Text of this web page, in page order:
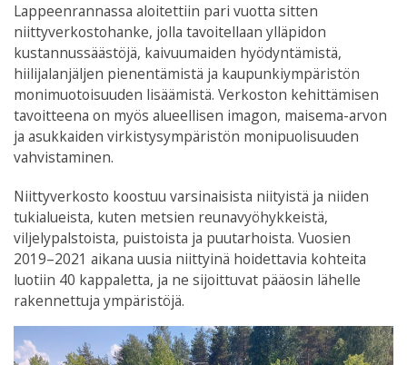
Lappeenrannassa aloitettiin pari vuotta sitten
niittyverkostohanke, jolla tavoitellaan ylläpidon
kustannussäästöjä, kaivuumaiden hyödyntämistä,
hiilijalanjäljen pienentämistä ja kaupunkiympäristön
monimuotoisuuden lisäämistä. Verkoston kehittämisen
tavoitteena on myös alueellisen imagon, maisema-arvon
ja asukkaiden virkistysympäristön monipuolisuuden
vahvistaminen.
Niittyverkosto koostuu varsinaisista niityistä ja niiden
tukialueista, kuten metsien reunavyöhykkeistä,
viljelypalstoista, puistoista ja puutarhoista. Vuosien
2019–2021 aikana uusia niittyinä hoidettavia kohteita
luotiin 40 kappaletta, ja ne sijoittuvat pääosin lähelle
rakennettuja ympäristöjä.